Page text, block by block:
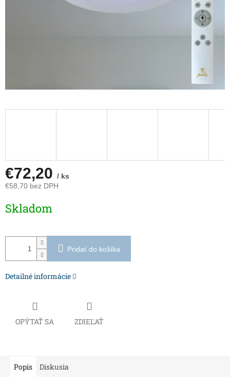
€72,20 / ks
€58,70 bez DPH
cena:
Skladom
Pridať do košíka
Detailné informácie
OPÝTAŤ SA ZDIEĽAŤ
Popis Diskusia